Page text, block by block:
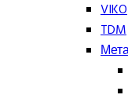
VIKO
TDM